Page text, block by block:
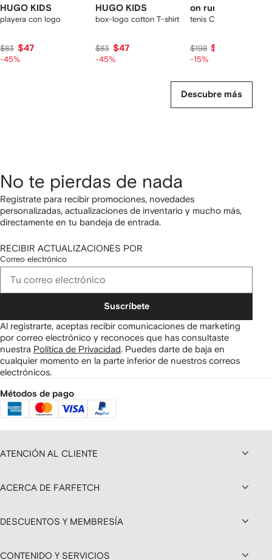
HUGO KIDS
playera con logo
$83 $47
-45%
HUGO KIDS
box-logo cotton T-shirt
$83 $47
-45%
on running kids
tenis Cloud Sky
$198 $159
-15%
Descubre más
No te pierdas de nada
Regístrate para recibir promociones, novedades
personalizadas, actualizaciones de inventario y mucho más,
directamente en tu bandeja de entrada.
RECIBIR ACTUALIZACIONES POR
Correo electrónico
Suscríbete
Al registrarte, aceptas recibir comunicaciones de marketing
por correo electrónico y reconoces que has consultaste
nuestra Política de Privacidad Puedes darte de baja en
cualquier momento en la parte inferior de nuestros correos
electrónicos.
Métodos de pago
ATENCIÓN AL CLIENTE
ACERCA DE FARFETCH
DESCUENTOS Y MEMBRESÍA
CONTENIDO Y SERVICIOS